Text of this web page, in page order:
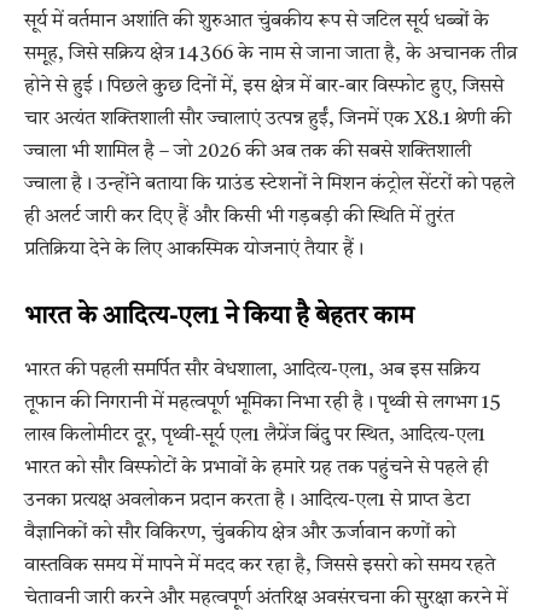
सूर्य में वर्तमान अशांति की शुरुआत चुंबकीय रूप से जटिल सूर्य धब्बों के
समूह, जिसे सक्रिय क्षेत्र 14366 के नाम से जाना जाता है, के अचानक तीव्र
होने से हुई। पिछले कुछ दिनों में, इस क्षेत्र में बार-बार विस्फोट हुए, जिससे
चार अत्यंत शक्तिशाली सौर ज्वालाएं उत्पन्न हुईं, जिनमें एक X8.1 श्रेणी की
ज्वाला भी शामिल है – जो 2026 की अब तक की सबसे शक्तिशाली
ज्वाला है। उन्होंने बताया कि ग्राउंड स्टेशनों ने मिशन कंट्रोल सेंटरों को पहले
ही अलर्ट जारी कर दिए हैं और किसी भी गड़बड़ी की स्थिति में तुरंत
प्रतिक्रिया देने के लिए आकस्मिक योजनाएं तैयार हैं।
भारत के आदित्य-एल1 ने किया है बेहतर काम
भारत की पहली समर्पित सौर वेधशाला, आदित्य-एल1, अब इस सक्रिय
तूफान की निगरानी में महत्वपूर्ण भूमिका निभा रही है। पृथ्वी से लगभग 15
लाख किलोमीटर दूर, पृथ्वी-सूर्य एल1 लैग्रेंज बिंदु पर स्थित, आदित्य-एल1
भारत को सौर विस्फोटों के प्रभावों के हमारे ग्रह तक पहुंचने से पहले ही
उनका प्रत्यक्ष अवलोकन प्रदान करता है। आदित्य-एल1 से प्राप्त डेटा
वैज्ञानिकों को सौर विकिरण, चुंबकीय क्षेत्र और ऊर्जावान कणों को
वास्तविक समय में मापने में मदद कर रहा है, जिससे इसरो को समय रहते
चेतावनी जारी करने और महत्वपूर्ण अंतरिक्ष अवसंरचना की सुरक्षा करने में